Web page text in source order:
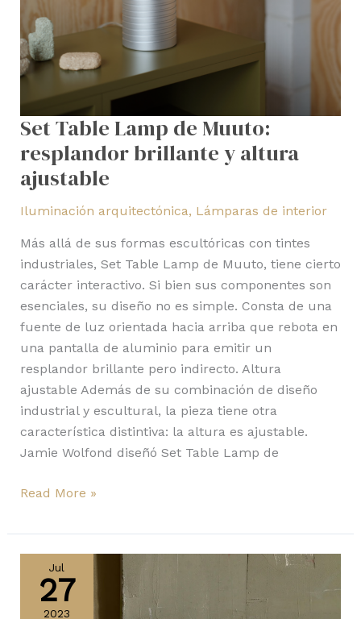
Set Table Lamp de Muuto:
resplandor brillante y altura
ajustable
Iluminación arquitectónica, Lámparas de interior
Más allá de sus formas escultóricas con tintes
industriales, Set Table Lamp de Muuto, tiene cierto
carácter interactivo. Si bien sus componentes son
esenciales, su diseño no es simple. Consta de una
fuente de luz orientada hacia arriba que rebota en
una pantalla de aluminio para emitir un
resplandor brillante pero indirecto. Altura
ajustable Además de su combinación de diseño
industrial y escultural, la pieza tiene otra
característica distintiva: la altura es ajustable.
Jamie Wolfond diseñó Set Table Lamp de
Read More »
Jul
27
2023
Column